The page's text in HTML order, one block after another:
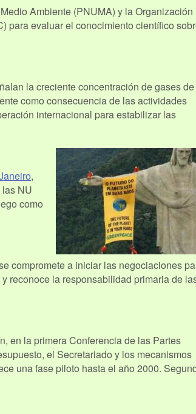
Ambiente (PNUMA) y la Organización
para evaluar el conocimiento científico
la creciente concentración de gases de
como consecuencia de las actividades
internacional para estabilizar las
,
NU
como
compromete a iniciar las negociaciones
reconoce la responsabilidad primaria de
en la primera Conferencia de las Partes
el Secretariado y los mecanismos
una fase piloto hasta el año 2000.